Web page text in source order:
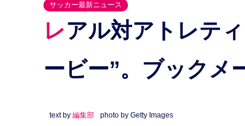
サッカー最新ニュース
レアル対アトレティコ、今季3度目の“マドリードダ
ービー”。ブックメ
text by 編集部 photo by Getty Images